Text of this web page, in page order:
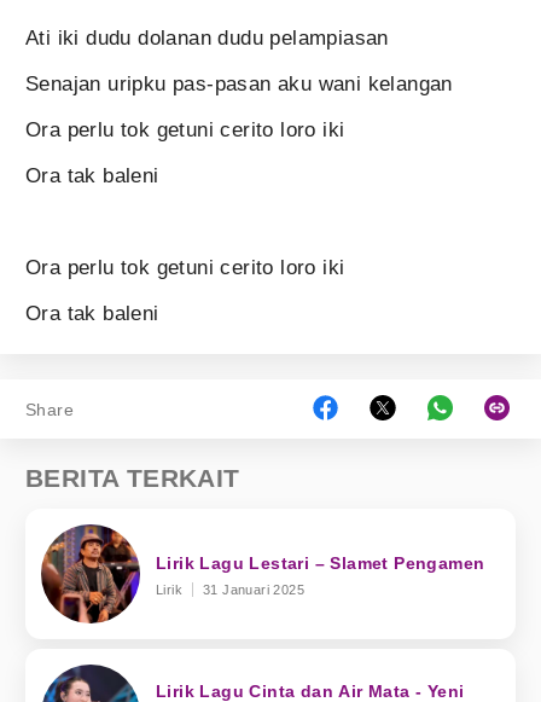
Ati iki dudu dolanan dudu pelampiasan
Senajan uripku pas-pasan aku wani kelangan
Ora perlu tok getuni cerito loro iki
Ora tak baleni
Ora perlu tok getuni cerito loro iki
Ora tak baleni
Share
BERITA TERKAIT
Lirik Lagu Lestari – Slamet Pengamen
Lirik 31 Januari 2025
Lirik Lagu Cinta dan Air Mata - Yeni